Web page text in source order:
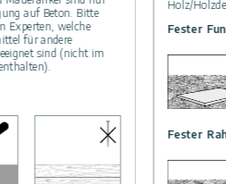
auf Beton. Bitte
Experten, welche
für andere
sind (nicht im
Holz/
Fester
Fester